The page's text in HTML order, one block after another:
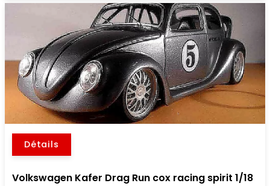
Détails
Volkswagen Kafer Drag Run cox racing spirit 1/18